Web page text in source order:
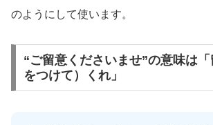
のようにして使います。
“ご留意くださいませ”の意味は
をつけて）くれ」